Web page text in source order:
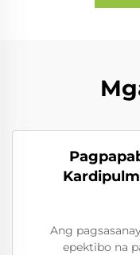
Ang
epektibo na